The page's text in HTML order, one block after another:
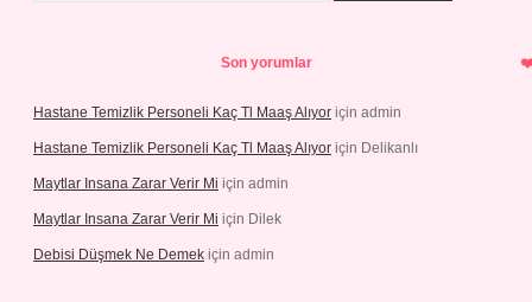
Son yorumlar
Hastane Temizlik Personeli Kaç Tl Maaş Alıyor için admin
Hastane Temizlik Personeli Kaç Tl Maaş Alıyor için Delikanlı
Maytlar Insana Zarar Verir Mi için admin
Maytlar Insana Zarar Verir Mi için Dilek
Debisi Düşmek Ne Demek için admin